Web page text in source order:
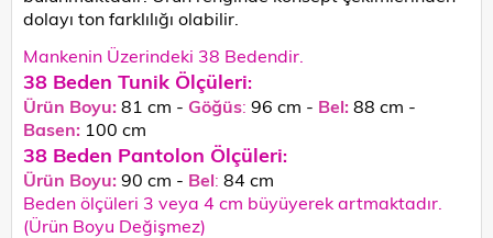
dolayı ton farklılığı olabilir.
Mankenin Üzerindeki 38 Bedendir.
38 Beden Tunik Ölçüleri:
Ürün Boyu:81 cm - Göğüs: 96 cm - Bel:88 cm -
Basen: 100 cm
38 Beden Pantolon Ölçüleri:
Ürün Boyu:90 cm - Bel: 84 cm
Beden ölçüleri 3 veya 4 cm büyüyerek artmaktadır.
(Ürün Boyu Değişmez)